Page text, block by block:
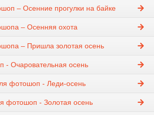
– Осенние прогулки на байке
– Осенняя охота
– Пришла золотая осень
- Очаровательная осень
фотошоп - Леди-осень
фотошоп - Золотая осень